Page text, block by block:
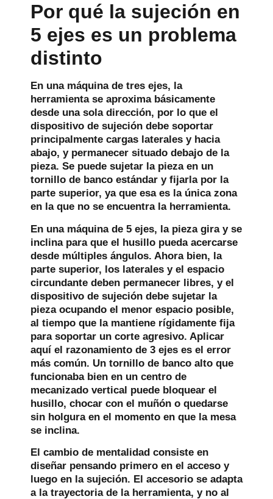
Por qué la sujeción en
5 ejes es un problema
distinto
En una máquina de tres ejes, la
herramienta se aproxima básicamente
desde una sola dirección, por lo que el
dispositivo de sujeción debe soportar
principalmente cargas laterales y hacia
abajo, y permanecer situado debajo de la
pieza. Se puede sujetar la pieza en un
tornillo de banco estándar y fijarla por la
parte superior, ya que esa es la única zona
en la que no se encuentra la herramienta.
En una máquina de 5 ejes, la pieza gira y se
inclina para que el husillo pueda acercarse
desde múltiples ángulos. Ahora bien, la
parte superior, los laterales y el espacio
circundante deben permanecer libres, y el
dispositivo de sujeción debe sujetar la
pieza ocupando el menor espacio posible,
al tiempo que la mantiene rígidamente fija
para soportar un corte agresivo. Aplicar
aquí el razonamiento de 3 ejes es el error
más común. Un tornillo de banco alto que
funcionaba bien en un centro de
mecanizado vertical puede bloquear el
husillo, chocar con el muñón o quedarse
sin holgura en el momento en que la mesa
se inclina.
El cambio de mentalidad consiste en
diseñar pensando primero en el acceso y
luego en la sujeción. El accesorio se adapta
a la trayectoria de la herramienta, y no al